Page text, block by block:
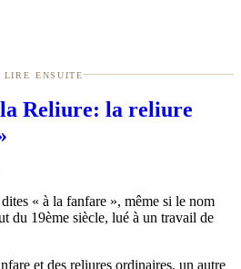
lire ensuite
la Reliure: la reliure
« à la fanfare », même si le nom
du 19ème siècle, lué à un travail de
et des reliures ordinaires, un autre